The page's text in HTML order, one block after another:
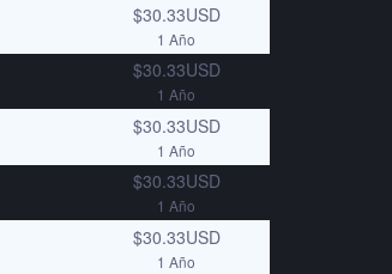
$30.33USD
1 Año
$30.33USD
1 Año
$30.33USD
1 Año
$30.33USD
1 Año
$30.33USD
1 Año